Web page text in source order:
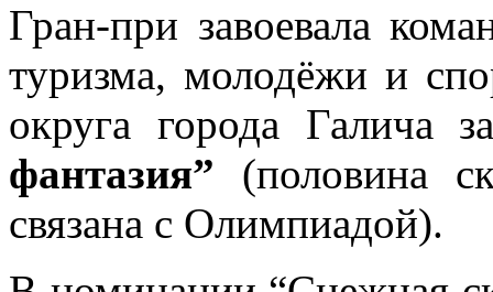
Гран-при завоевала
туризма, молодёжи и
округа города Галича
фантазия” (половина
связана с Олимпиадой).